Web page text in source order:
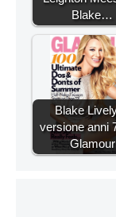
Blake…
Blake
versione anni
Glamour